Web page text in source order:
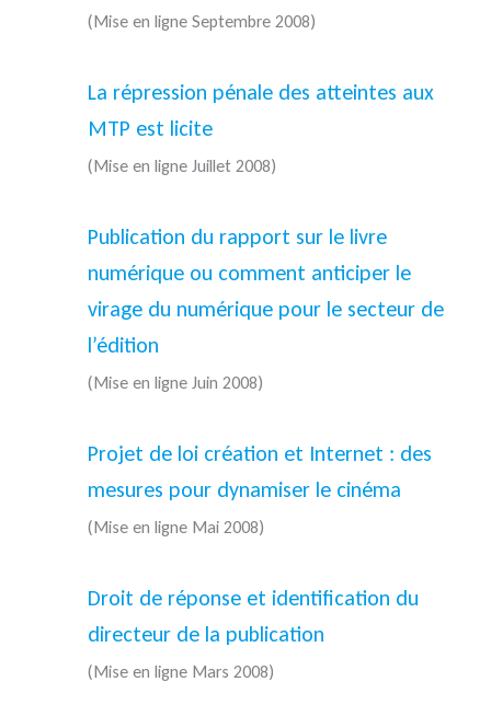
(Mise en ligne Septembre 2008)
La répression pénale des atteintes aux
MTP est licite
(Mise en ligne Juillet 2008)
Publication du rapport sur le livre
numérique ou comment anticiper le
virage du numérique pour le secteur de
l’édition
(Mise en ligne Juin 2008)
Projet de loi création et Internet : des
mesures pour dynamiser le cinéma
(Mise en ligne Mai 2008)
Droit de réponse et identification du
directeur de la publication
(Mise en ligne Mars 2008)